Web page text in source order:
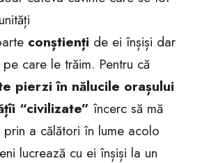
conștienți de ei înșiși dar
care le trăim. Pentru că
pierzi în nălucile orașului
“civilizate” încerc să mă
prin a călători în lume acolo
lucrează cu ei înșiși la un